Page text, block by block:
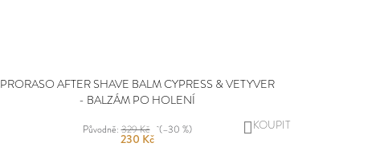
PRORASO AFTER SHAVE BALM CYPRESS & VETYVER
- BALZÁM PO HOLENÍ
Původně:329 Kč (–30 %)
230 Kč
DO